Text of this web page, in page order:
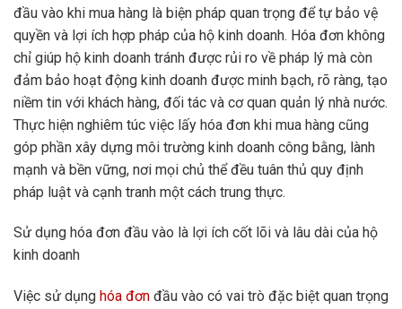
đầu vào khi mua hàng là biện pháp quan trọng để tự bảo vệ
quyền và lợi ích hợp pháp của hộ kinh doanh. Hóa đơn không
chỉ giúp hộ kinh doanh tránh được rủi ro về pháp lý mà còn
đảm bảo hoạt động kinh doanh được minh bạch, rõ ràng, tạo
niềm tin với khách hàng, đối tác và cơ quan quản lý nhà nước.
Thực hiện nghiêm túc việc lấy hóa đơn khi mua hàng cũng
góp phần xây dựng môi trường kinh doanh công bằng, lành
mạnh và bền vững, nơi mọi chủ thể đều tuân thủ quy định
pháp luật và cạnh tranh một cách trung thực.
Sử dụng hóa đơn đầu vào là lợi ích cốt lõi và lâu dài của hộ
kinh doanh
Việc sử dụng hóa đơn đầu vào có vai trò đặc biệt quan trọng